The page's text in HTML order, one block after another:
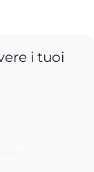
i tuoi